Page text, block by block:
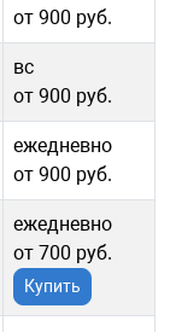
от 900 руб.
вс
от 900 руб.
ежедневно
от 900 руб.
ежедневно
от 700 руб.
Купить